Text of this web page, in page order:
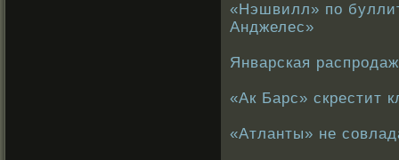
«Нэшвилл» по
Анджелес»
Январская
«Ак Барс» скрестит
«Атланты» не